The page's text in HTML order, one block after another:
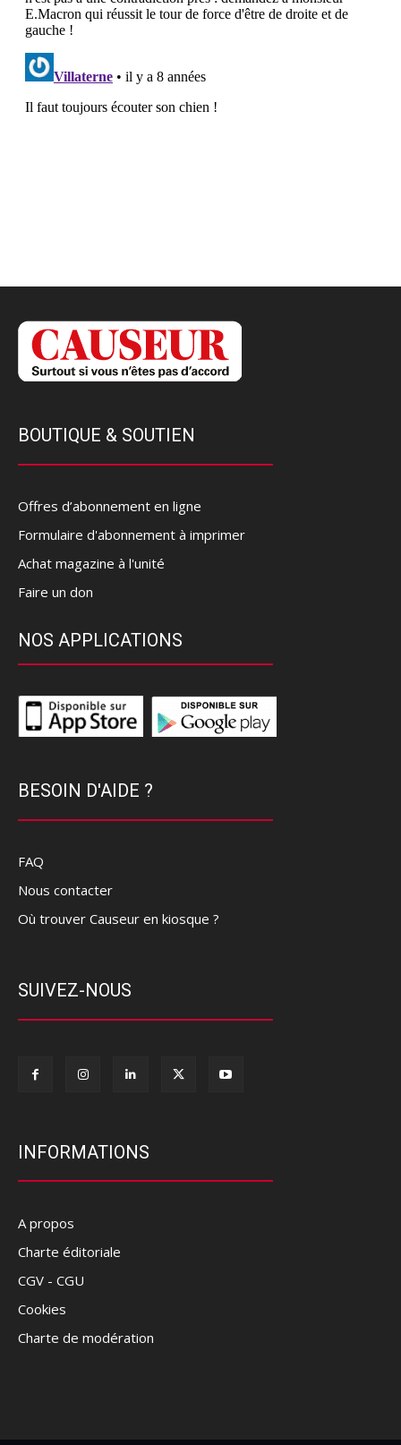
BOUTIQUE & SOUTIEN
Offres d’abonnement en ligne
Formulaire d'abonnement à imprimer
Achat magazine à l'unité
Faire un don
NOS APPLICATIONS
BESOIN D'AIDE ?
FAQ
Nous contacter
Où trouver Causeur en kiosque ?
SUIVEZ-NOUS
INFORMATIONS
A propos
Charte éditoriale
CGV - CGU
Cookies
Charte de modération